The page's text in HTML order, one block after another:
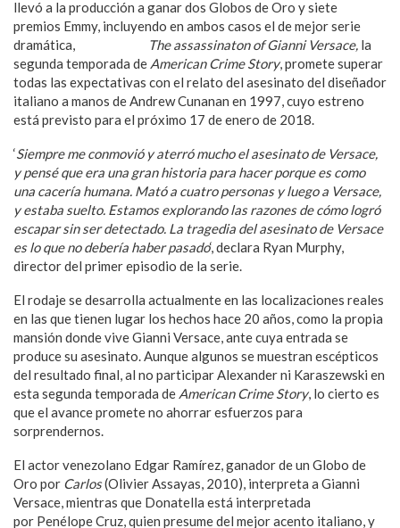
llevó a la producción a ganar dos Globos de Oro y siete
premios Emmy, incluyendo en ambos casos el de mejor serie
dramática,
The assassinaton of Gianni Versace, la
segunda temporada de American Crime Story, promete superar
todas las expectativas con el relato del asesinato del diseñador
italiano a manos de Andrew Cunanan en 1997, cuyo estreno
está previsto para el próximo 17 de enero de 2018.
‘Siempre me conmovió y aterró mucho el asesinato de Versace,
y pensé que era una gran historia para hacer porque es como
una cacería humana. Mató a cuatro personas y luego a Versace,
y estaba suelto. Estamos explorando las razones de cómo logró
escapar sin ser detectado. La tragedia del asesinato de Versace
es lo que no debería haber pasado‘, declara Ryan Murphy,
director del primer episodio de la serie.
El rodaje se desarrolla actualmente en las localizaciones reales
en las que tienen lugar los hechos hace 20 años, como la propia
mansión donde vive Gianni Versace, ante cuya entrada se
produce su asesinato. Aunque algunos se muestran escépticos
del resultado final, al no participar Alexander ni Karaszewski en
esta segunda temporada de American Crime Story, lo cierto es
que el avance promete no ahorrar esfuerzos para
sorprendernos.
El actor venezolano Edgar Ramírez, ganador de un Globo de
Oro por Carlos(Olivier Assayas, 2010), interpreta a Gianni
Versace, mientras que Donatella está interpretada
por Penélope Cruz, quien presume del mejor acento italiano, y